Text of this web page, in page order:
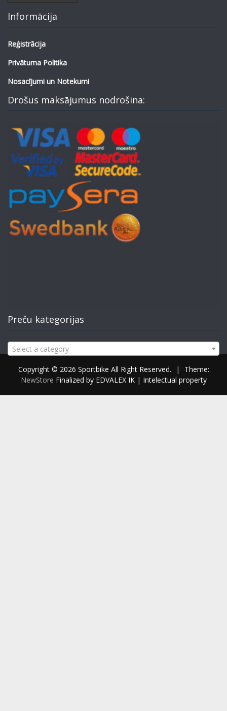
Informācija
Reģistrācija
Privātuma Politika
Nosacījumi un Notekumi
Drošus maksājumus nodrošina:
Preču kategorijas
Select a category
Copyright © 2026 Sportbike All Right Reserved. |
Theme:
NewStore Finalized by EDVALEX IK | Intelectual property